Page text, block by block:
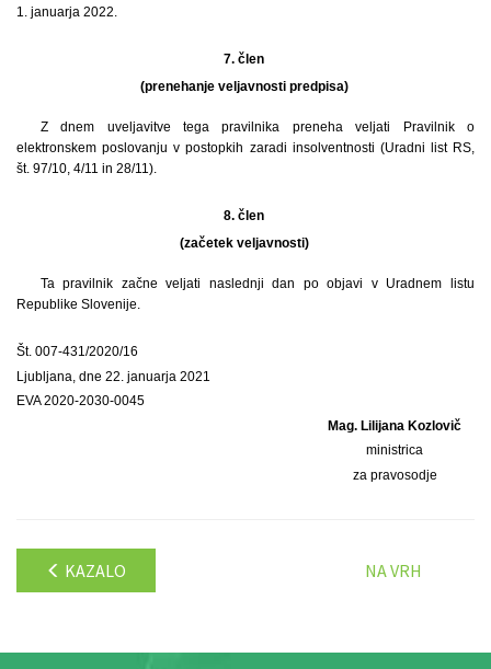
1. januarja 2022.
7. člen
(prenehanje veljavnosti predpisa)
Z dnem uveljavitve tega pravilnika preneha veljati Pravilnik o
elektronskem poslovanju v postopkih zaradi insolventnosti (Uradni list RS,
št. 97/10, 4/11 in 28/11).
8. člen
(začetek veljavnosti)
Ta pravilnik začne veljati naslednji dan po objavi v Uradnem listu
Republike Slovenije.
Št. 007-431/2020/16
Ljubljana, dne 22. januarja 2021
EVA 2020-2030-0045
Mag. Lilijana Kozlovič
ministrica
za pravosodje
KAZALO NA VRH